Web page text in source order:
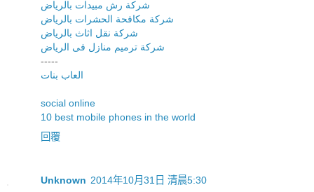
شركة رش مبيدات بالرياض
شركة مكافحة الحشرات بالرياض
شركة نقل اثاث بالرياض
شركة ترميم منازل فى الرياض
-----
العاب بنات
social online
10 best mobile phones in the world
回覆
Unknown 2014年10月31日 清晨5:30